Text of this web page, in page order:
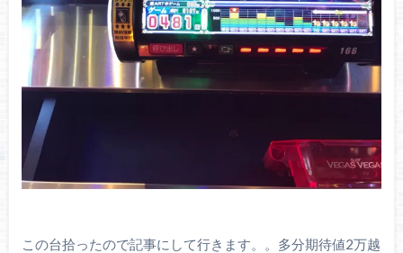
この台拾ったので記事にして行きます。。多分期待値2万越